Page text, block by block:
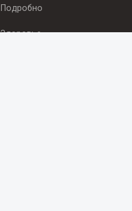
Подробно
Здоровье